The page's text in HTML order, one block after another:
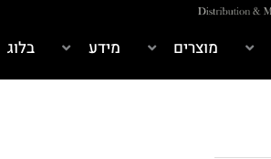
מוצרים מידע בלוג